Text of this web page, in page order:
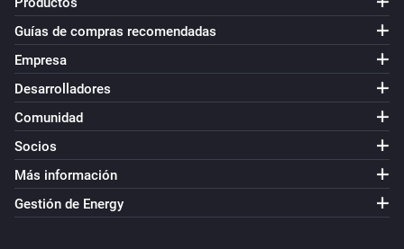
Guías de compras recomendadas
Empresa
Desarrolladores
Comunidad
Socios
Más información
Gestión de Energy